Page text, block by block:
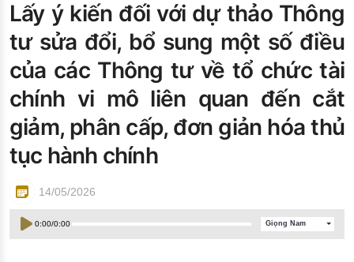
Đào tạo ISO
Lấy ý kiến đối với dự thảo Thông
tư sửa đổi, bổ sung một số điều
của các Thông tư về tổ chức tài
chính vi mô liên quan đến cắt
giảm, phân cấp, đơn giản hóa thủ
tục hành chính
14/05/2026
0:00/0:00 Giọng Nam